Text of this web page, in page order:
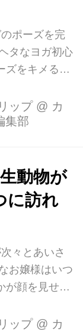
ポーズを完
タなヨガ初心
ズをキメる、
在住のメアリ
クレットと
ん(雌)にいろ
ている。
介したこと
イリッシュダ
が新たに挑
じの通りヨガ
あるが、シー
ップ @ カ
集部
動物が
に訪れ
々とあいさ
お嬢様はいつ
が顔を見せに
を味わって
ップ @ カ